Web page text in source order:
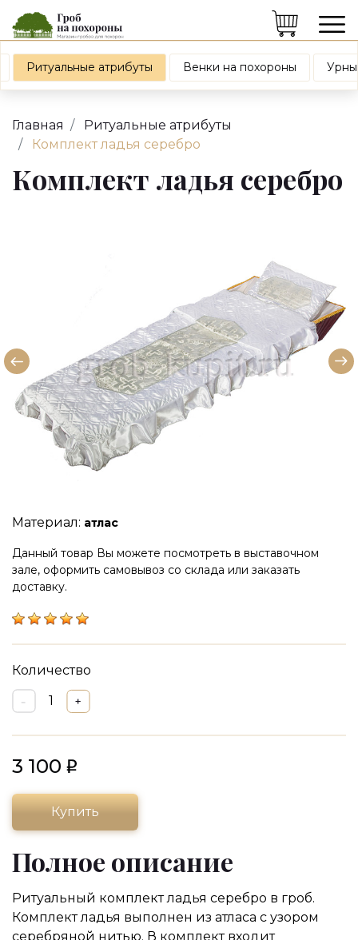
Ритуальные атрибуты Венки на похороны Урны
Главная
Ритуальные атрибуты
Комплект ладья серебро
Комплект ладья серебро
Материал: атлас
Данный товар Вы можете посмотреть в выставочном
зале, оформить самовывоз со склада или заказать
доставку.
Количество
1
3 100
Купить
Полное описание
Ритуальный комплект ладья серебро в гроб.
Комплект ладья выполнен из атласа с узором
серебряной нитью. В комплект входит